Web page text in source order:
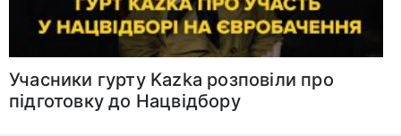
Учасники гурту Kazka розповіли про
підготовку до Нацвідбору